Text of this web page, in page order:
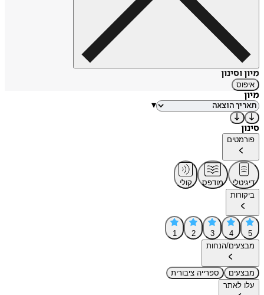
מיון וסינון
איפוס
מיון
▾
סינון
פורמטים
דיגיטלי מודפס
קולי
ביקורות
5
4
3
2
1
מבצעים/הנחות
מבצעים
ספרייה ציבורית
עלו לאתר